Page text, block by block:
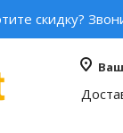
скидку?